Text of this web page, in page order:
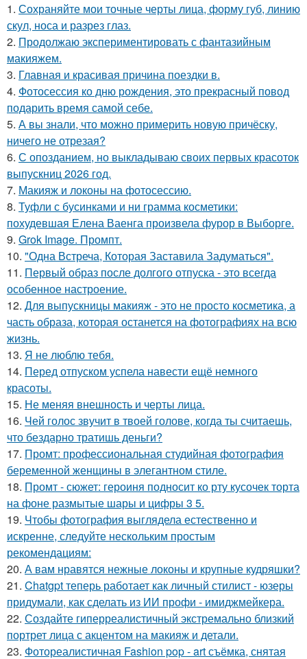
1. Сохраняйте мои точные черты лица, форму губ, линию
скул, носа и разрез глаз.
2. Продолжаю экспериментировать с фантазийным
макияжем.
3. Главная и красивая причина поездки в.
4. Фотосессия ко дню рождения, это прекрасный повод
подарить время самой себе.
5. А вы знали, что можно примерить новую причёску,
ничего не отрезая?
6. С опозданием, но выкладываю своих первых красоток
выпускниц 2026 год.
7. Макияж и локоны на фотосессию.
8. Туфли с бусинками и ни грамма косметики:
похудевшая Елена Ваенга произвела фурор в Выборге.
9. Grok Image. Промпт.
10. "Одна Встреча, Которая Заставила Задуматься".
11. Первый образ после долгого отпуска - это всегда
особенное настроение.
12. Для выпускницы макияж - это не просто косметика, а
часть образа, которая останется на фотографиях на всю
жизнь.
13. Я не люблю тебя.
14. Перед отпуском успела навести ещё немного
красоты.
15. Не меняя внешность и черты лица.
16. Чей голос звучит в твоей голове, когда ты считаешь,
что бездарно тратишь деньги?
17. Промт: профессиональная студийная фотография
беременной женщины в элегантном стиле.
18. Промт - сюжет: героиня подносит ко рту кусочек торта
на фоне размытые шары и цифры 3 5.
19. Чтобы фотография выглядела естественно и
искренне, следуйте нескольким простым
рекомендациям:
20. А вам нравятся нежные локоны и крупные кудряшки?
21. Chatgpt теперь работает как личный стилист - юзеры
придумали, как сделать из ИИ профи - имиджмейкера.
22. Создайте гиперреалистичный экстремально близкий
портрет лица с акцентом на макияж и детали.
23. Фотореалистичная Fashion pop - art съёмка, снятая